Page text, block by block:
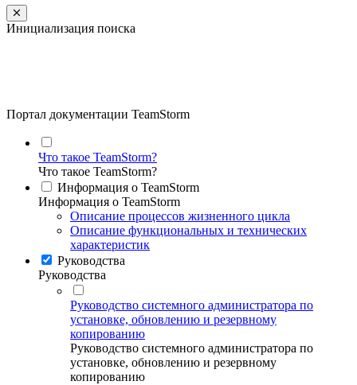
Инициализация поиска
Портал документации TeamStorm
Что такое TeamStorm?
Что такое TeamStorm?
Информация о TeamStorm
Информация о TeamStorm
Описание процессов жизненного цикла
Описание функциональных и технических
характеристик
Руководства
Руководства
Руководство системного администратора по
установке, обновлению и резервному
копированию
Руководство системного администратора по
установке, обновлению и резервному
копированию